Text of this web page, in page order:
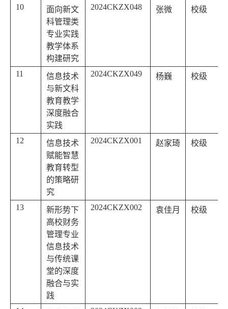
10
面向新文
科管理类
专业实践
教学体系
构建研究
2024CKZX048 张微 校级
11
信息技术
与新文科
教育教学
深度融合
实践
2024CKZX049 杨巍 校级
12
信息技术
赋能智慧
教育转型
的策略研
究
2024CKZX001 赵家琦 校级
13
新形势下
高校财务
管理专业
信息技术
与传统课
堂的深度
融合与实
践
2024CKZX002 袁佳月 校级